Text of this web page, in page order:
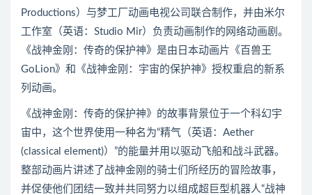
Productions）与梦工厂动画电视公司联合制作，并由米尔
工作室（英语：Studio Mir）负责动画制作的网络动画剧。
《战神金刚：传奇的保护神》是由日本动画片《百兽王
GoLion》和《战神金刚：宇宙的保护神》授权重启的新系
列动画。
《战神金刚：传奇的保护神》的故事背景位于一个科幻宇
宙中，这个世界使用一种名为“精气（英语：Aether
(classical element)）”的能量并用以驱动飞船和战斗武器。
整部动画片讲述了战神金刚的骑士们所经历的冒险故事，
并促使他们团结一致并共同努力以组成超巨型机器人“战神